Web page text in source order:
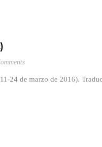
24 de marzo de 2016).